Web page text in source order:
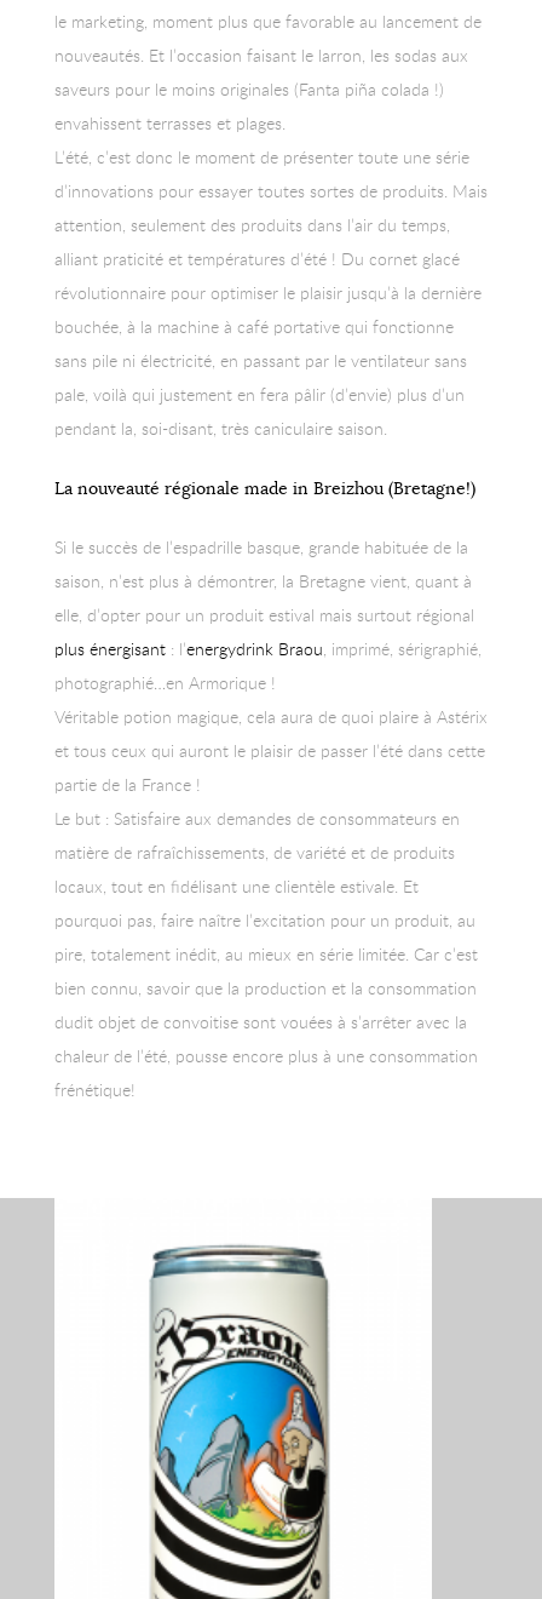
le marketing, moment plus que favorable au lancement de
nouveautés. Et l’occasion faisant le larron, les sodas aux
saveurs pour le moins originales (Fanta piña colada !)
envahissent terrasses et plages.
L’été, c’est donc le moment de présenter toute une série
d’innovations pour essayer toutes sortes de produits. Mais
attention, seulement des produits dans l’air du temps,
alliant praticité et températures d’été ! Du cornet glacé
révolutionnaire pour optimiser le plaisir jusqu’à la dernière
bouchée, à la machine à café portative qui fonctionne
sans pile ni électricité, en passant par le ventilateur sans
pale, voilà qui justement en fera pâlir (d’envie) plus d’un
pendant la, soi-disant, très caniculaire saison.
La nouveauté régionale made in Breizhou (Bretagne!)
Si le succès de l’espadrille basque, grande habituée de la
saison, n’est plus à démontrer, la Bretagne vient, quant à
elle, d’opter pour un produit estival mais surtout régional
plus énergisant: l’energydrink Braou , imprimé, sérigraphié,
photographié…en Armorique !
Véritable potion magique, cela aura de quoi plaire à Astérix
et tous ceux qui auront le plaisir de passer l’été dans cette
partie de la France !
Le but : Satisfaire aux demandes de consommateurs en
matière de rafraîchissements, de variété et de produits
locaux, tout en fidélisant une clientèle estivale. Et
pourquoi pas, faire naître l’excitation pour un produit, au
pire, totalement inédit, au mieux en série limitée. Car c’est
bien connu, savoir que la production et la consommation
dudit objet de convoitise sont vouées à s’arrêter avec la
chaleur de l’été, pousse encore plus à une consommation
frénétique!